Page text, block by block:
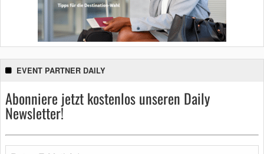
EVENT PARTNER DAILY
Abonniere jetzt kostenlos unseren Daily
Newsletter!